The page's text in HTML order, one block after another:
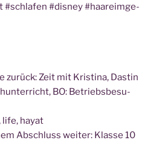
#schla­fen #dis­ney #haar­eim­ge­
zurück: Zeit mit Kris­ti­na, Das­tin
BO: Betriebs­be­su­
hayat
Abschluss wei­ter: Klas­se 10